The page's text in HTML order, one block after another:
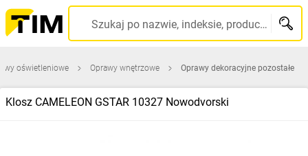
Szukaj po nazwie, indeksie, producencie, kodzie kreskowym...
oświetleniowe Oprawy wnętrzowe Oprawy dekoracyjne pozostałe
Klosz CAMELEON GSTAR 10327 Nowodvorski